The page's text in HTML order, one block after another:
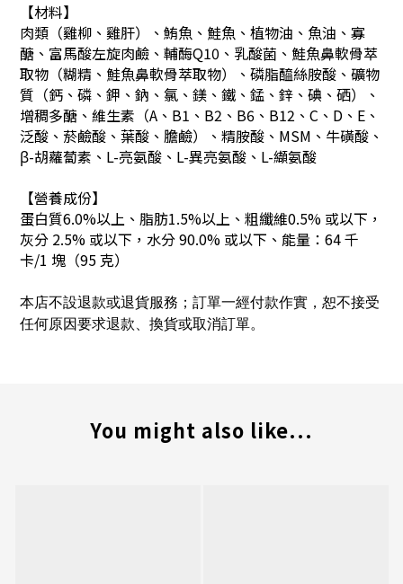
【材料】
肉類（雞柳、雞肝）、鮪魚、鮭魚、植物油、魚油、寡
醣、富馬酸左旋肉鹼、輔酶Q10、乳酸菌、鮭魚鼻軟骨萃
取物（糊精、鮭魚鼻軟骨萃取物）、磷脂醯絲胺酸、礦物
質（鈣、磷、鉀、鈉、氯、鎂、鐵、錳、鋅、碘、硒）、
增稠多醣、維生素（A、B1、B2、B6、B12、C、D、E、
泛酸、菸鹼酸、葉酸、膽鹼）、精胺酸、MSM、牛磺酸、
β-胡蘿蔔素、L-亮氨酸、L-異亮氨酸、L-纈氨酸
【營養成份】
蛋白質6.0%以上、脂肪1.5%以上、粗纖維0.5% 或以下，
灰分 2.5% 或以下，水分 90.0% 或以下、能量：64 千
卡/1 塊（95 克）
本店不設退款或退貨服務；訂單一經付款作實，恕不接受
任何原因要求退款、換貨或取消訂單。
You might also like...